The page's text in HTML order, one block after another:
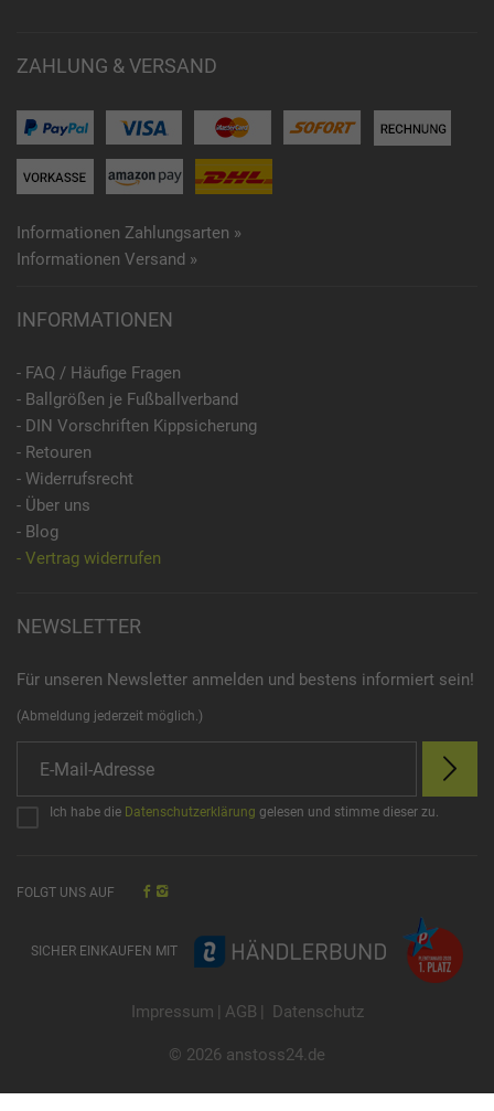
ZAHLUNG & VERSAND
Informationen Zahlungsarten »
Informationen Versand »
INFORMATIONEN
- FAQ / Häufige Fragen
- Ballgrößen je Fußballverband
- DIN Vorschriften Kippsicherung
- Retouren
- Widerrufsrecht
- Über uns
- Blog
- Vertrag widerrufen
NEWSLETTER
Für unseren Newsletter anmelden und bestens informiert sein!
(Abmeldung jederzeit möglich.)
Ich habe die Datenschutzerklärung gelesen und stimme dieser zu.
FOLGT UNS AUF
SICHER EINKAUFEN MIT
Impressum | AGB | Datenschutz
© 2026 anstoss24.de